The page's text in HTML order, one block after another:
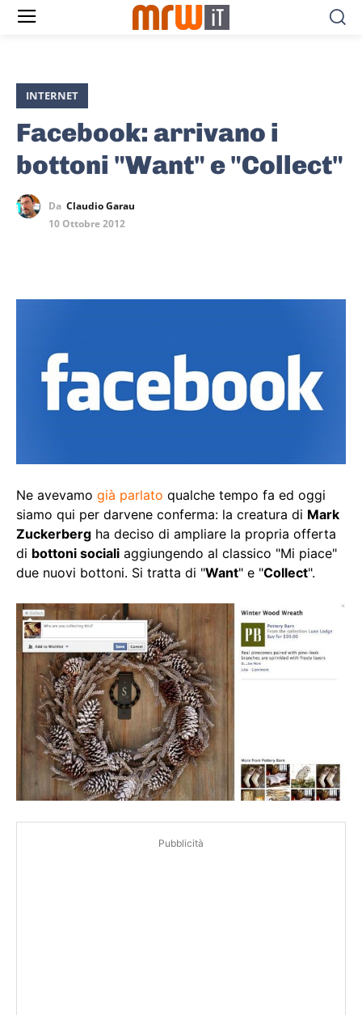
INTERNET
Facebook: arrivano i
bottoni "Want" e "Collect"
Da Claudio Garau
10 Ottobre 2012
Ne avevamo già parlato qualche tempo fa ed oggi
siamo qui per darvene conferma: la creatura di Mark
Zuckerberg ha deciso di ampliare la propria offerta
di bottoni sociali aggiungendo al classico "Mi piace"
due nuovi bottoni. Si tratta di "Want" e "Collect".
Pubblicità